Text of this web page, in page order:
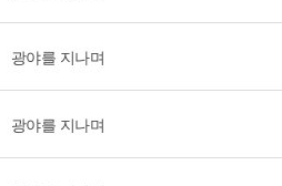
광야를 지나며
광야를 지나며